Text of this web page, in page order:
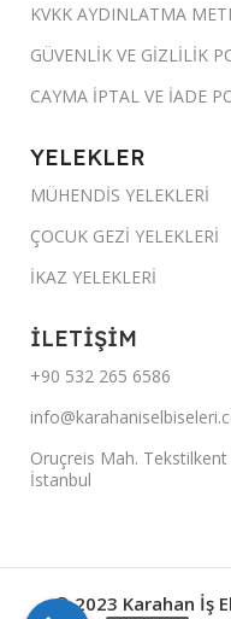
KVKK AYDINLATMA
GÜVENLİK VE GİZLİLİK
CAYMA İPTAL VE İADE
YELEKLER
MÜHENDİS YELEKLERİ
ÇOCUK GEZİ YELEKLERİ
İKAZ YELEKLERİ
İLETİŞİM
+90 532 265 6586
Oruçreis Mah.
İstanbul
© 2023 Karahan İş